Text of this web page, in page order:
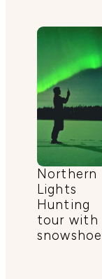
Northern
Lights
Hunting
tour with